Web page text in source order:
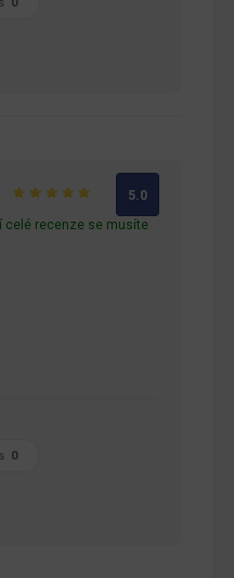
5.0
celé recenze se musíte
0